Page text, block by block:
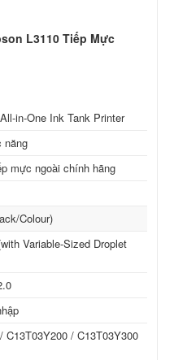
L3110 Tiếp Mực
All-in-One Ink Tank Printer
năng
mực ngoài chính hãng
Colour)
Variable-Sized Droplet
C13T03Y200 / C13T03Y300